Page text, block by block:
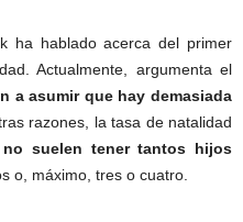
ha hablado acerca del primer
Actualmente, argumenta el
a asumir que hay demasiada
razones, la tasa de natalidad
suelen tener tantos hijos
o, máximo, tres o cuatro.